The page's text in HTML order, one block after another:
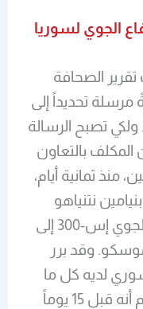
الجوي لسوريا
الصحافة
مرسلة تحديداً إلى
تصبح الرسالة
بالتعاون
منذ ثمانية أيام،
بنيامين نتنياهو
لموسكو، بأن بيع أنظمة الدفاع الجوي إس-300 إلى
وقد برر
لديه كل ما
يحتاجه لمواجهة أعدائه”، مع العلم أنه قبل 15 يوماً